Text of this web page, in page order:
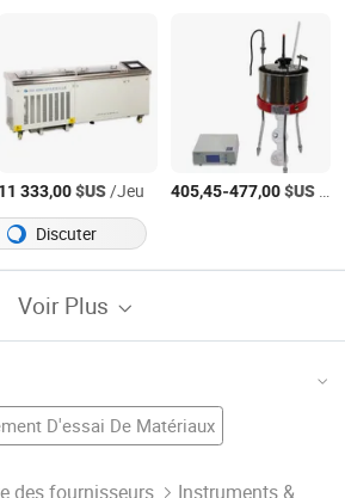
11 333,00$US/Jeu 405,45-477,00$US
Discuter
Voir Plus
D'essai De Matériaux
des fournisseurs Instruments &